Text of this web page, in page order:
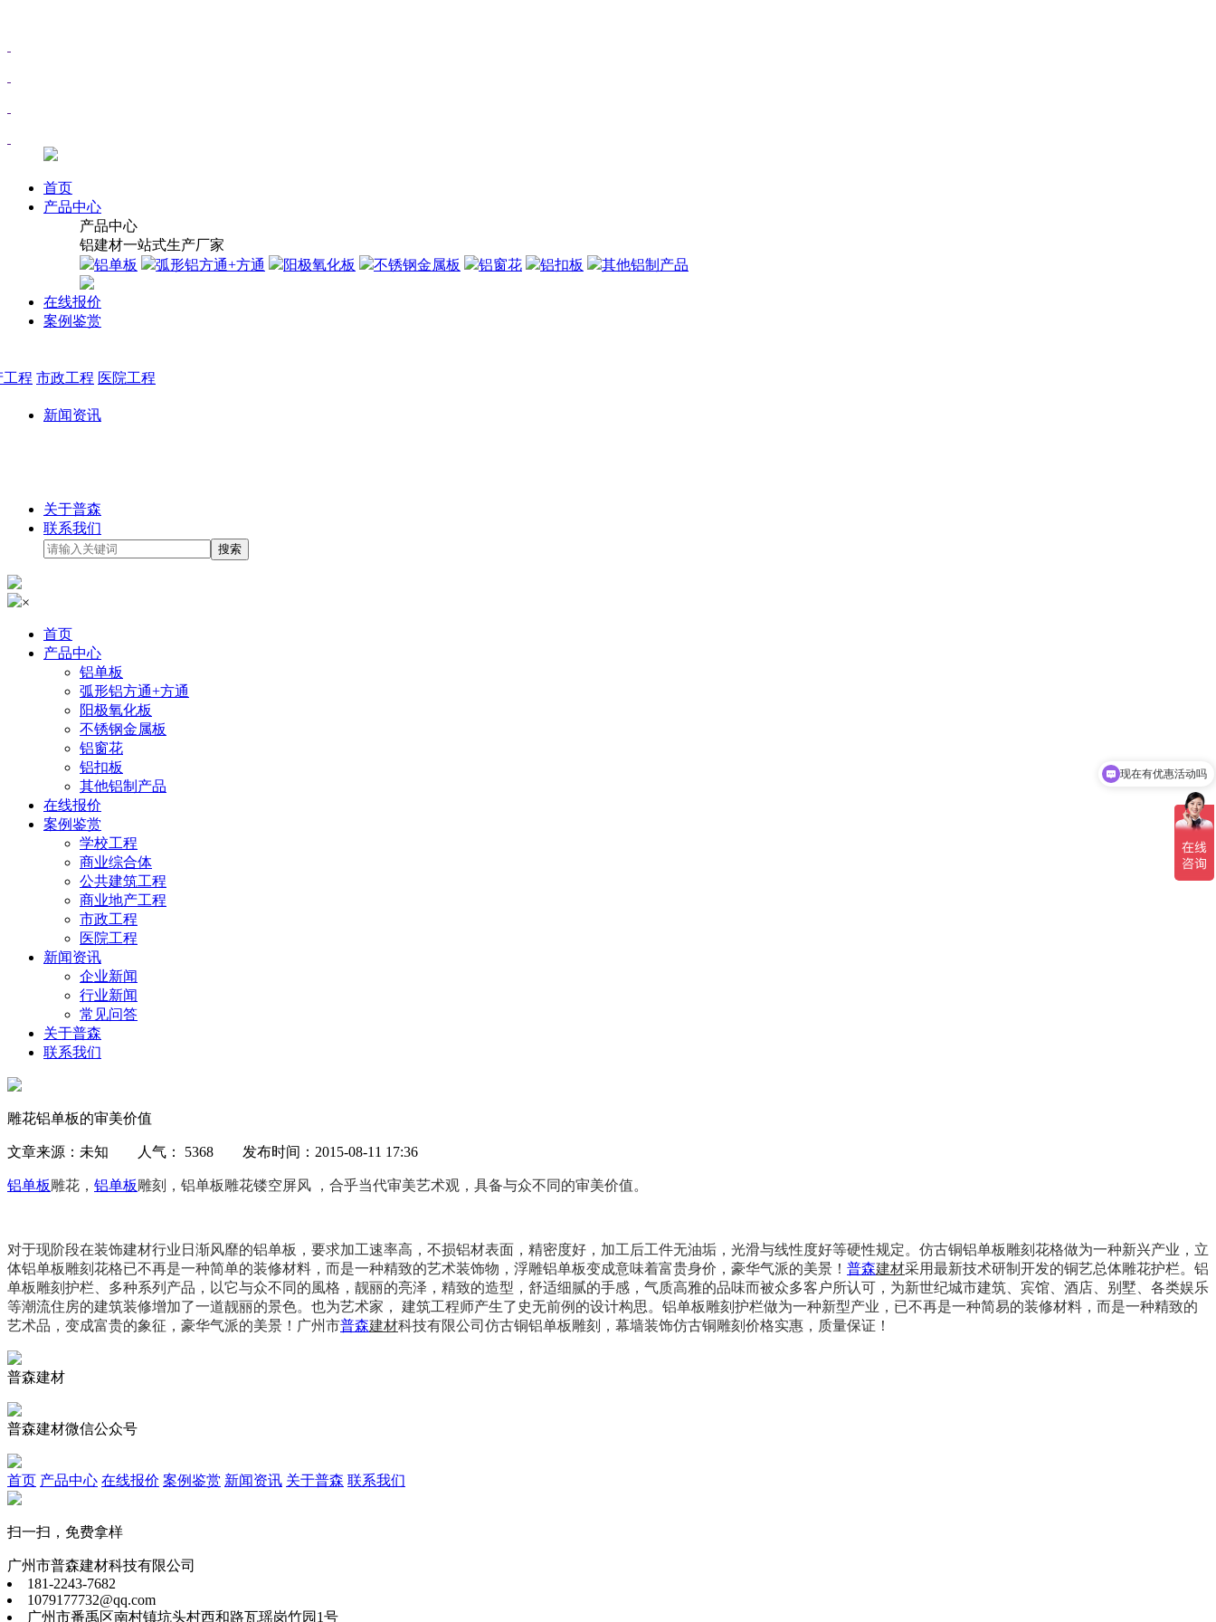
首页
产品中心
产品中心
铝建材一站式生产厂家
铝单板
弧形铝方通+方通 阳极氧化板 不锈钢金属板 铝窗花 铝扣板 其他铝制产品
在线报价
案例鉴赏
工程 市政工程 医院工程
新闻资讯
关于普森
联系我们
×
首页
产品中心
铝单板
弧形铝方通+方通
阳极氧化板
不锈钢金属板
铝窗花
铝扣板
其他铝制产品
在线报价
案例鉴赏
学校工程
商业综合体
公共建筑工程
商业地产工程
市政工程
医院工程
新闻资讯
企业新闻
行业新闻
常见问答
关于普森
联系我们
雕花铝单板的审美价值
文章来源：未知 人气： 5368 发布时间：2015-08-11 17:36
铝单板 雕花， 铝单板 雕刻，铝单板雕花镂空屏风 ，合乎当代审美艺术观，具备与众不同的审美价值。
对于现阶段在装饰建材行业日渐风靡的铝单板，要求加工速率高，不损铝材表面，精密度好，加工后工件无油垢，光滑与线性度好等硬性规定。仿古铜铝单板雕刻花格做为一种新兴产业，立
体铝单板雕刻花格已不再是一种简单的装修材料，而是一种精致的艺术装饰物，浮雕铝单板变成意味着富贵身价，豪华气派的美景！ 普森建材采用最新技术研制开发的铜艺总体雕花护栏。铝
单板雕刻护栏、多种系列产品，以它与众不同的風格，靓丽的亮泽，精致的造型，舒适细腻的手感，气质高雅的品味而被众多客户所认可，为新世纪城市建筑、宾馆、酒店、别墅、各类娱乐
等潮流住房的建筑装修增加了一道靓丽的景色。也为艺术家， 建筑工程师产生了史无前例的设计构思。铝单板雕刻护栏做为一种新型产业，已不再是一种简易的装修材料，而是一种精致的
艺术品，变成富贵的象征，豪华气派的美景！广州市普森建材科技有限公司仿古铜铝单板雕刻，幕墙装饰仿古铜雕刻价格实惠，质量保证！
普森建材
普森建材微信公众号
首页 产品中心 在线报价 案例鉴赏 新闻资讯 关于普森 联系我们
扫一扫，免费拿样
广州市普森建材科技有限公司
181-2243-7682
1079177732@qq.com
广州市番禹区南村镇坑头村西和路瓦瑶岗竹园1号
现在有优惠活动吗